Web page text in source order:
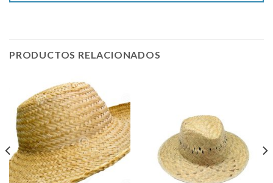
PRODUCTOS RELACIONADOS